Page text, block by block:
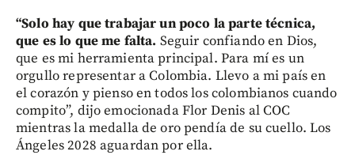
“Solo hay que trabajar un poco la parte técnica,
que es lo que me falta. Seguir confiando en Dios,
que es mi herramienta principal. Para mí es un
orgullo representar a Colombia. Llevo a mi país en
el corazón y pienso en todos los colombianos cuando
compito”, dijo emocionada Flor Denis al COC
mientras la medalla de oro pendía de su cuello. Los
Ángeles 2028 aguardan por ella.